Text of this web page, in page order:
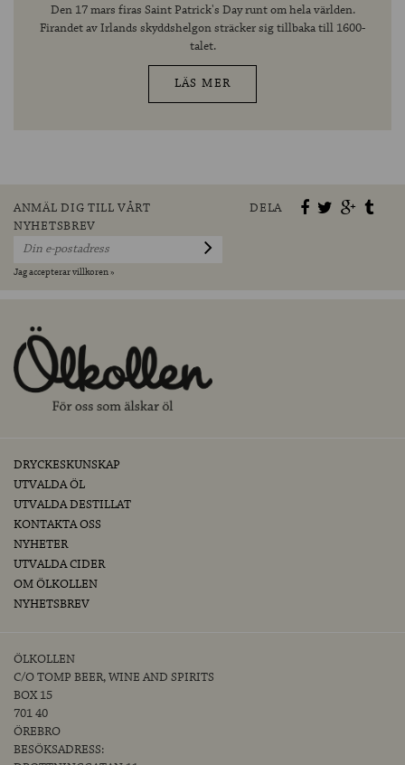
Den 17 mars firas Saint Patrick's Day runt om hela världen.
Firandet av Irlands skyddshelgon sträcker sig tillbaka till 1600-
talet.
LÄS MER
ANMÄL DIG TILL VÅRT
NYHETSBREV
Jag accepterar villkoren »
DELA
DRYCKESKUNSKAP
UTVALDA ÖL
UTVALDA DESTILLAT
KONTAKTA OSS
NYHETER
UTVALDA CIDER
OM ÖLKOLLEN
NYHETSBREV
ÖLKOLLEN
C/O TOMP BEER, WINE AND SPIRITS
BOX 15
701 40
ÖREBRO
BESÖKSADRESS: